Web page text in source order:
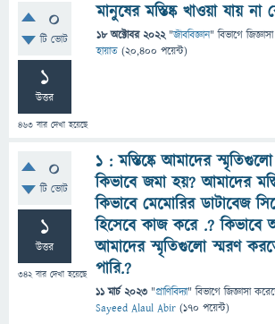
0
টি ভোট
1
উত্তর
463 বার দেখা হয়েছে
মানুষের মস্তিষ্ক খাওয়া যায় না
18 অক্টোবর 2022 "জীববিজ্ঞান" বিভাগে
হায়াত (20,400 পয়েন্ট)
0
টি ভোট
1
উত্তর
342বার দেখা হয়েছে
১ : মস্তিষ্কে আমাদের স্মৃতিগুলো
কিভাবে জমা হয়? আমাদের
কিভাবে মেমোরির ডাটাবেজ
হিসেবে কাজ করে .? কিভাবে
আমাদের স্মৃতিগুলো স্মরণ
পারি.?
11 মার্চ 2023 "প্রাণিবিদ্যা" বিভাগে জিজ্ঞাসা
Sayeed Alaul Abir (170 পয়েন্ট)